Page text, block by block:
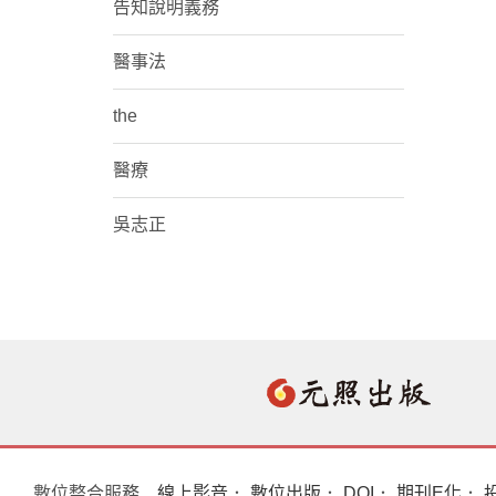
告知說明義務
醫事法
the
醫療
吳志正